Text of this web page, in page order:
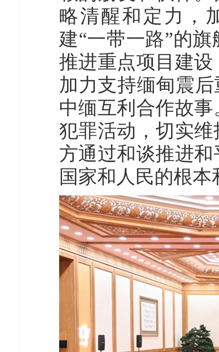
略清醒和定力，
建“一带一路”的
推进重点项目建
加力支持缅甸震
中缅互利合作故
犯罪活动，切实
方通过和谈推进
国家和人民的根